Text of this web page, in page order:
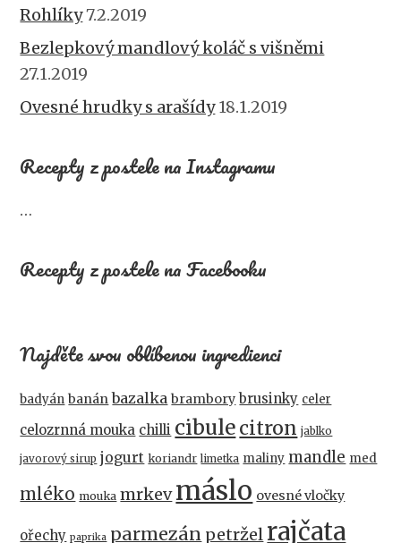
Rohlíky7.2.2019
Bezlepkový mandlový koláč s višněmi
27.1.2019
Ovesné hrudky s arašídy18.1.2019
Recepty z postele na Instagramu
…
Recepty z postele na Facebooku
Najděte svou oblíbenou ingredienci
badyán banán bazalka brambory brusinky celer
celozrnná mouka chilli cibulecitron jablko
javorový sirup jogurt koriandr limetka maliny mandle med
mléko mouka mrkevmáslo ovesné vločky
ořechy paprika parmezán petržel rajčata